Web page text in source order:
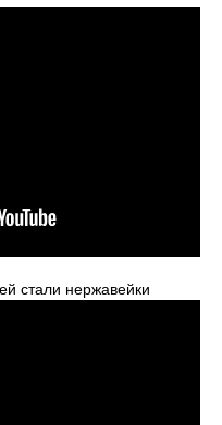
стали нержавейки